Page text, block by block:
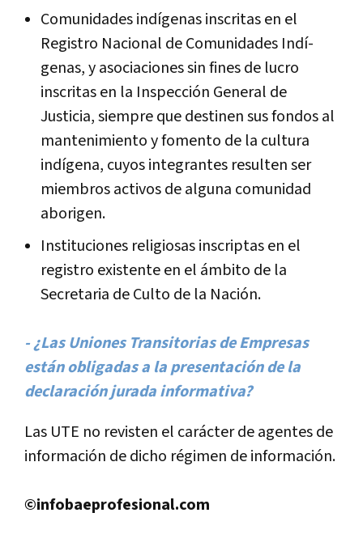
Comunidades indí­genas inscritas en el
Registro Nacional de Comunidades Indí­
genas, y asociaciones sin fines de lucro
inscritas en la Inspección General de
Justicia, siempre que destinen sus fondos al
mantenimiento y fomento de la cultura
indí­gena, cuyos integrantes resulten ser
miembros activos de alguna comunidad
aborigen.
Instituciones religiosas inscriptas en el
registro existente en el ámbito de la
Secretaria de Culto de la Nación.
- ¿Las Uniones Transitorias de Empresas
están obligadas a la presentación de la
declaración jurada informativa?
Las UTE no revisten el carácter de agentes de
información de dicho régimen de información.
©infobaeprofesional.com